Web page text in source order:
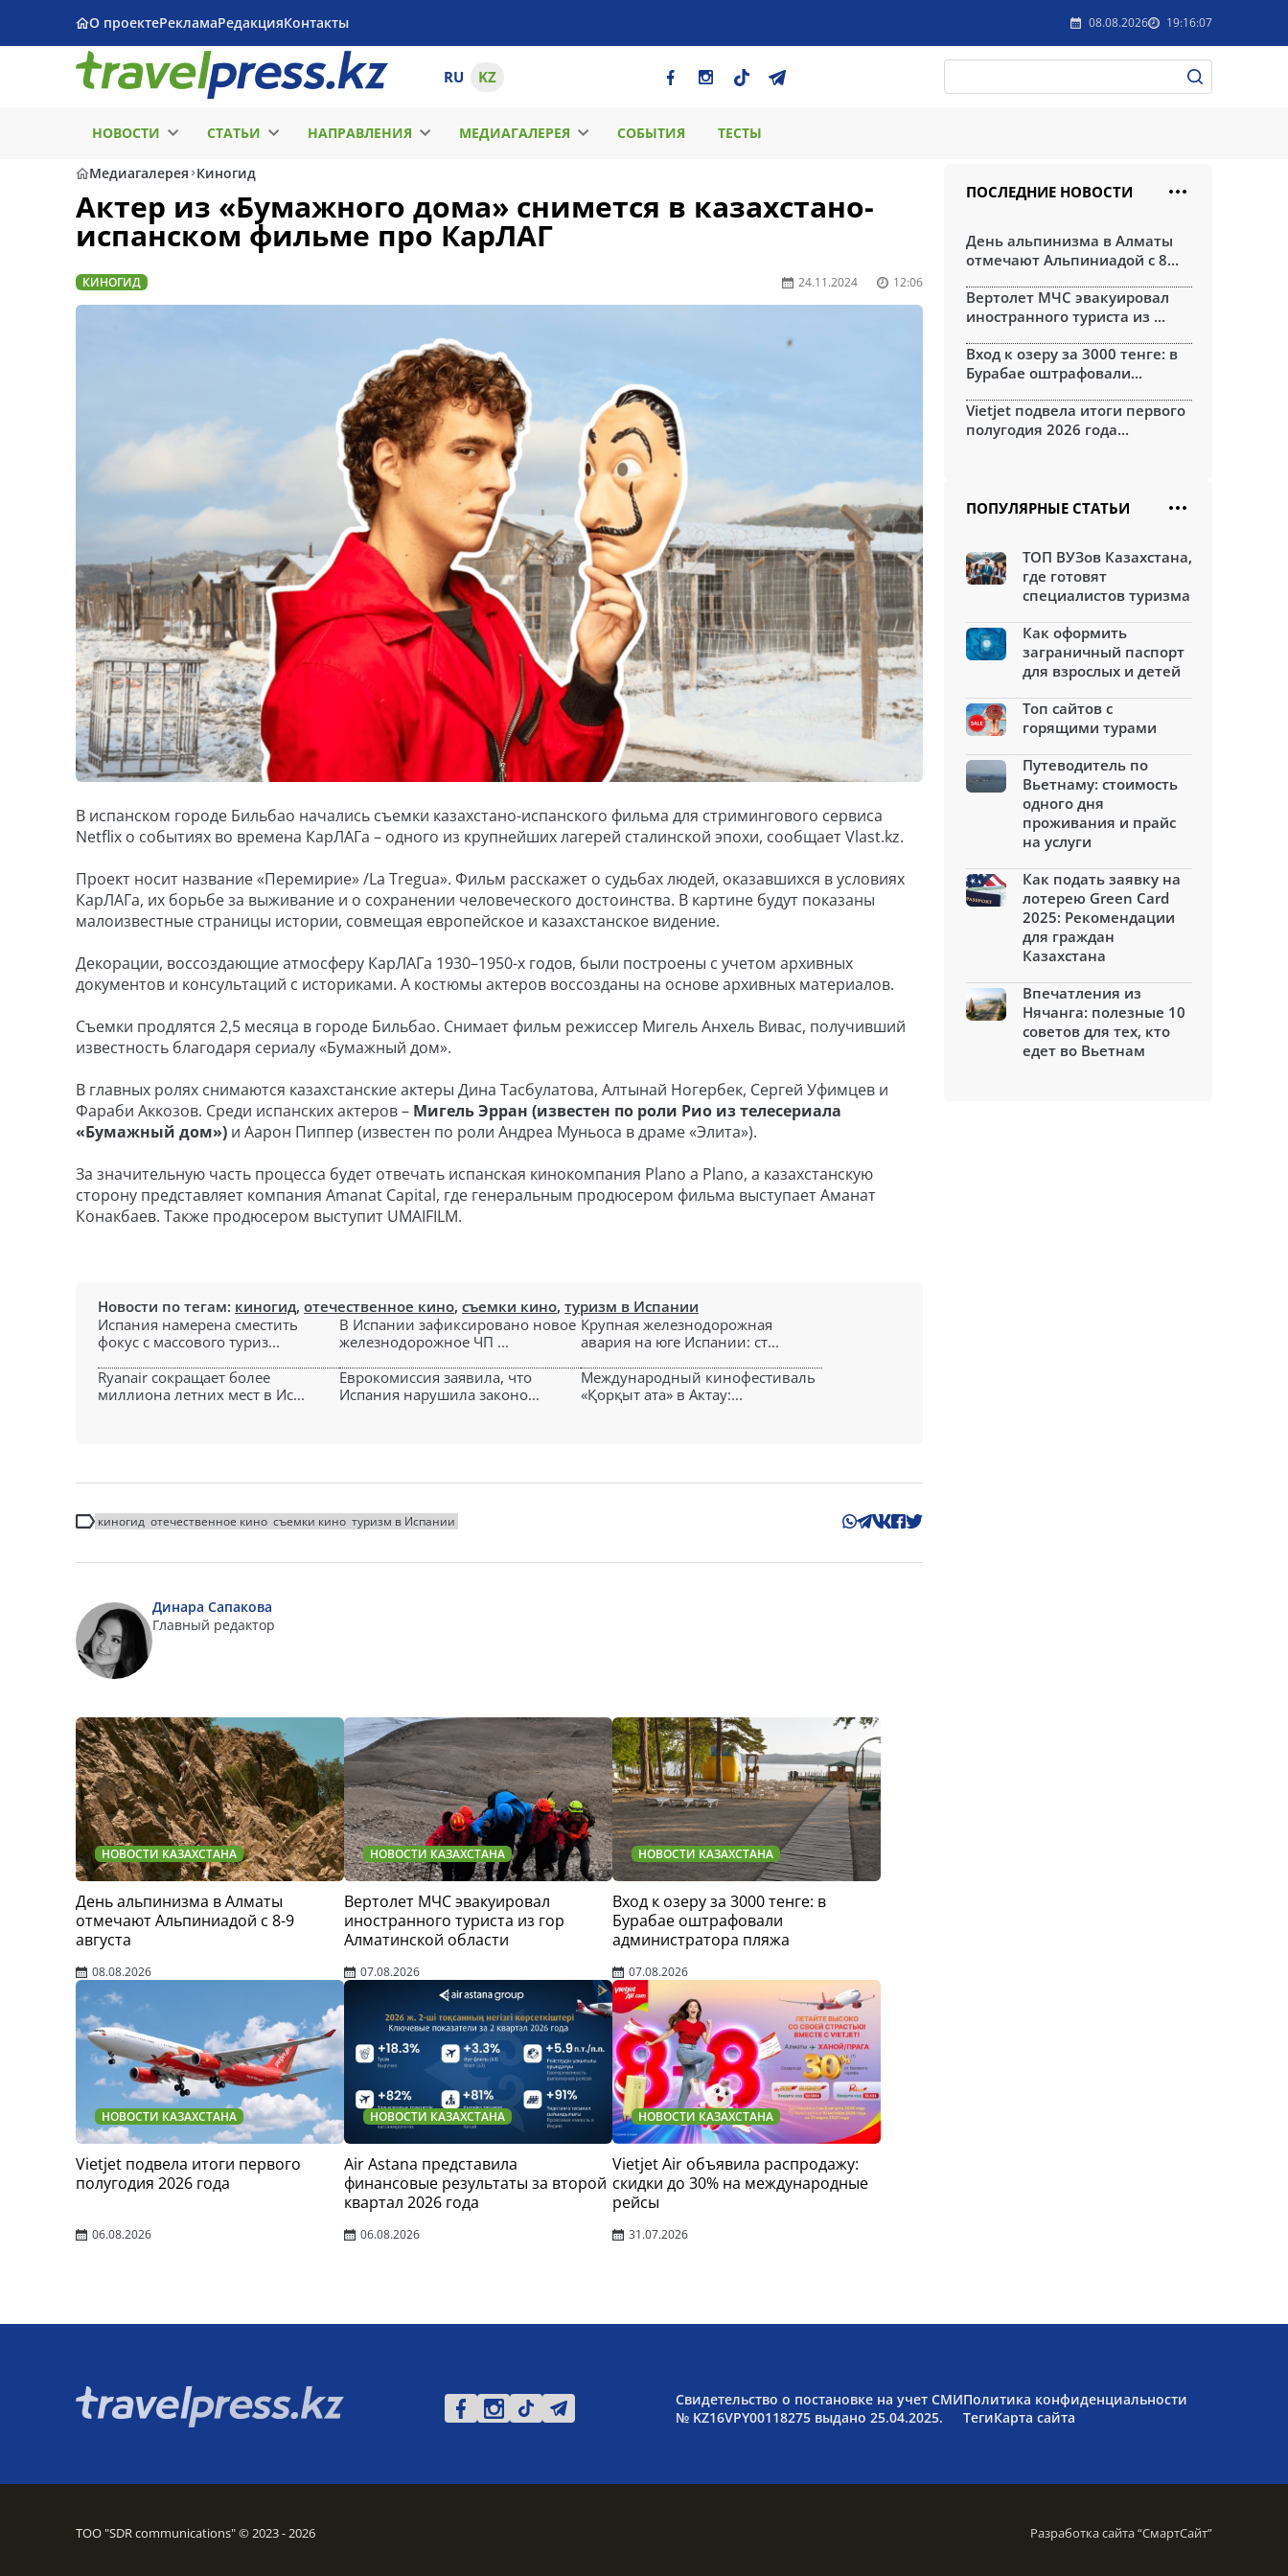
О проектеРекламаРедакцияКонтакты 08.08.2026 19:16:07
RU KZ
НОВОСТИ СТАТЬИ НАПРАВЛЕНИЯ МЕДИАГАЛЕРЕЯ СОБЫТИЯ ТЕСТЫ
Медиагалерея Киногид
Актер из «Бумажного дома» снимется в казахстано-
испанском фильме про КарЛАГ
КИНОГИД 24.11.2024 12:06
В испанском городе Бильбао начались съемки казахстано-испанского фильма для стримингового сервиса
Netflix о событиях во времена КарЛАГа – одного из крупнейших лагерей сталинской эпохи, сообщает Vlast.kz.
Проект носит название «Перемирие» /La Tregua». Фильм расскажет о судьбах людей, оказавшихся в условиях
КарЛАГа, их борьбе за выживание и о сохранении человеческого достоинства. В картине будут показаны
малоизвестные страницы истории, совмещая европейское и казахстанское видение.
Декорации, воссоздающие атмосферу КарЛАГа 1930–1950-х годов, были построены с учетом архивных
документов и консультаций с историками. А костюмы актеров воссозданы на основе архивных материалов.
Съемки продлятся 2,5 месяца в городе Бильбао. Снимает фильм режиссер Мигель Анхель Вивас, получивший
известность благодаря сериалу «Бумажный дом».
В главных ролях снимаются казахстанские актеры Дина Тасбулатова, Алтынай Ногербек, Сергей Уфимцев и
Фараби Аккозов. Среди испанских актеров – Мигель Эрран (известен по роли Рио из телесериала
«Бумажный дом») и Аарон Пиппер (известен по роли Андреа Муньоса в драме «Элита»).
За значительную часть процесса будет отвечать испанская кинокомпания Plano a Plano, а казахстанскую
сторону представляет компания Amanat Capital, где генеральным продюсером фильма выступает Аманат
Конакбаев. Также продюсером выступит UMAIFILM.
Новости по тегам: киногид, отечественное кино, съемки кино, туризм в Испании
Испания намерена сместить
фокус с массового туриз...
В Испании зафиксировано новое
железнодорожное ЧП ...
Крупная железнодорожная
авария на юге Испании: ст...
Ryanair сокращает более
миллиона летних мест в Ис...
Еврокомиссия заявила, что
Испания нарушила законо...
Международный кинофестиваль
«Қорқыт ата» в Актау:...
киногид отечественное кино съемки кино туризм в Испании
Динара Сапакова
Главный редактор
НОВОСТИ КАЗАХСТАНА
День альпинизма в Алматы
отмечают Альпиниадой с 8-9
августа
08.08.2026
НОВОСТИ КАЗАХСТАНА
Вертолет МЧС эвакуировал
иностранного туриста из гор
Алматинской области
07.08.2026
НОВОСТИ КАЗАХСТАНА
Вход к озеру за 3000 тенге: в
Бурабае оштрафовали
администратора пляжа
07.08.2026
НОВОСТИ КАЗАХСТАНА
Vietjet подвела итоги первого
полугодия 2026 года
06.08.2026
НОВОСТИ КАЗАХСТАНА
Air Astana представила
финансовые результаты за второй
квартал 2026 года
06.08.2026
НОВОСТИ КАЗАХСТАНА
Vietjet Air объявила распродажу:
скидки до 30% на международные
рейсы
31.07.2026
ПОСЛЕДНИЕ НОВОСТИ
День альпинизма в Алматы
отмечают Альпиниадой с 8...
Вертолет МЧС эвакуировал
иностранного туриста из ...
Вход к озеру за 3000 тенге: в
Бурабае оштрафовали...
Vietjet подвела итоги первого
полугодия 2026 года...
ПОПУЛЯРНЫЕ СТАТЬИ
ТОП ВУЗов Казахстана,
где готовят
специалистов туризма
Как оформить
заграничный паспорт
для взрослых и детей
Топ сайтов с
горящими турами
Путеводитель по
Вьетнаму: стоимость
одного дня
проживания и прайс
на услуги
Как подать заявку на
лотерею Green Card
2025: Рекомендации
для граждан
Казахстана
Впечатления из
Нячанга: полезные 10
советов для тех, кто
едет во Вьетнам
Свидетельство о постановке на учет СМИ
№ KZ16VPY00118275 выдано 25.04.2025.
Политика конфиденциальности
ТегиКарта сайта
ТОО "SDR communications" © 2023 - 2026 Разработка сайта “СмартСайт”